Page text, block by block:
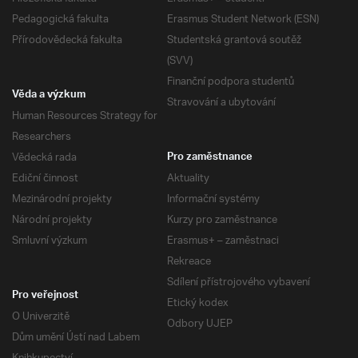
Pedagogická fakulta
Přírodovědecká fakulta
Erasmus Student Network (ESN)
Studentská grantová soutěž
(SVV)
Finanční podpora studentů
Stravování a ubytování
Věda a výzkum
Human Resources Strategy for
Researchers
Vědecká rada
Ediční činnost
Mezinárodní projekty
Národní projekty
Smluvní výzkum
Pro zaměstnance
Aktuality
Informační systémy
Kurzy pro zaměstnance
Erasmus+ – zaměstnaci
Rekreace
Sdílení přístrojového vybavení
Etický kodex
Odbory UJEP
Pro veřejnost
O Univerzitě
Dům umění Ústí nad Labem